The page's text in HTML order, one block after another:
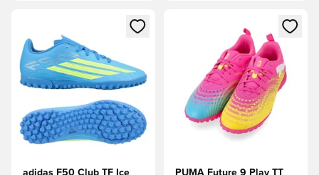
Abre un modal para iniciar sesión o registrarse como
adidas F50 Club TF Ice
Abre un modal para iniciar
PUMA Future 9 Play TT